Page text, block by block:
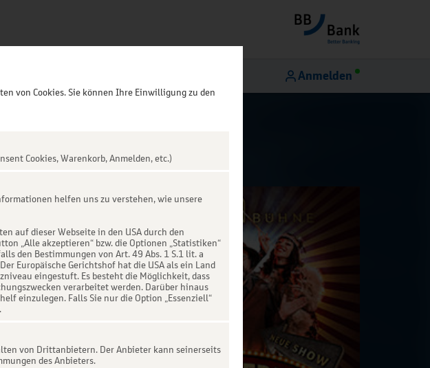
Anmelden
&
von Cookies. Sie können Ihre Einwilligung zu den
Cookies, Warenkorb, Anmelden, etc.)
helfen uns zu verstehen, wie unsere
auf dieser Webseite in den USA durch den
„Alle akzeptieren“ bzw. die Optionen „Statistiken“
den Bestimmungen von Art. 49 Abs. 1 S.1 lit. a
Europäische Gerichtshof hat die USA als ein Land
eingestuft. Es besteht die Möglichkeit, dass
verarbeitet werden. Darüber hinaus
einzulegen. Falls Sie nur die Option „Essenziell“
von Drittanbietern. Der Anbieter kann seinerseits
des Anbieters.